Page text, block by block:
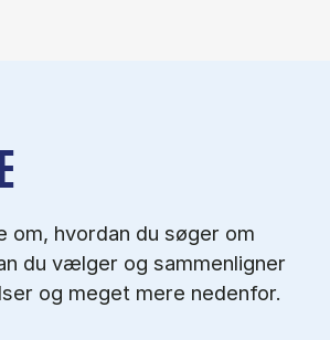
om, hvordan du søger om
du vælger og sammenligner
og meget mere nedenfor.